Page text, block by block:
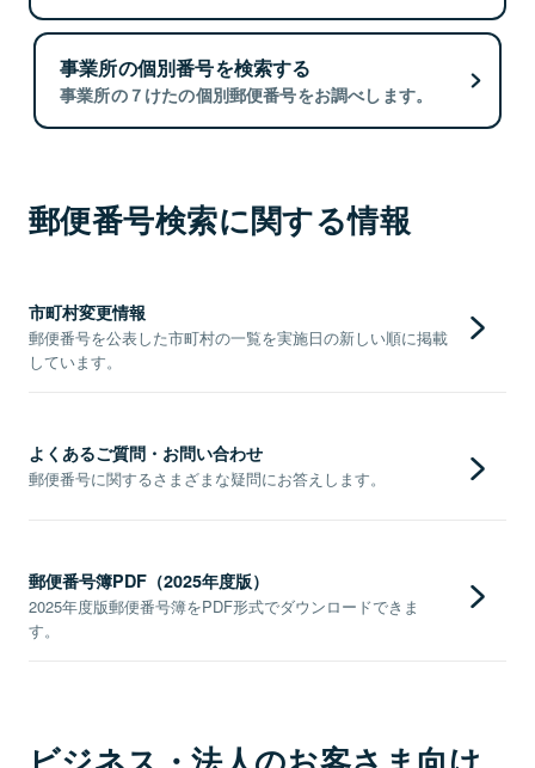
事業所の個別番号を検索する
事業所の７けたの個別郵便番号をお調べします。
郵便番号検索に関する情報
市町村変更情報
郵便番号を公表した市町村の一覧を実施日の新しい順に掲載
しています。
よくあるご質問・お問い合わせ
郵便番号に関するさまざまな疑問にお答えします。
郵便番号簿PDF（2025年度版）
2025年度版郵便番号簿をPDF形式でダウンロードできま
す。